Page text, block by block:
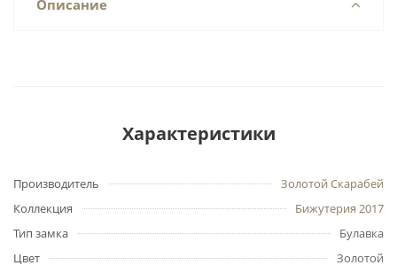
Описание
Характеристики
Производитель
Золотой Скарабей
Коллекция
Бижутерия 2017
Тип замка
Булавка
Цвет
Золотой